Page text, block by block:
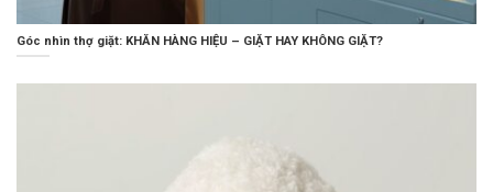
Góc nhìn thợ giặt: KHĂN HÀNG HIỆU – GIẶT HAY KHÔNG GIẶT?